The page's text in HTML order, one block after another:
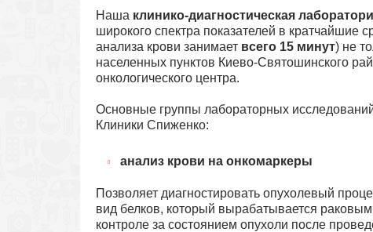
Наша клинико-диагностическая
широкого спектра показателей в кратчайшие
анализа крови занимает всего 15 минут) не
населенных пунктов Киево-Святошинского
онкологического центра.
Основные группы лабораторных
Клиники Спиженко:
анализ крови на онкомаркеры
Позволяет диагностировать опухолевый
вид белков, который вырабатывается
контроле за состоянием опухоли после